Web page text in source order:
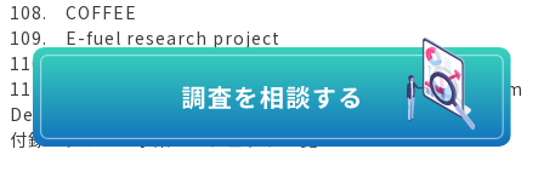
108. COFFEE
109. E-fuel research project
110. Nujio’qonik
111. Cummins Reversible-Solid Oxide Fuel Cell System
Development
付録 グリーン水素プロジェクト一覧